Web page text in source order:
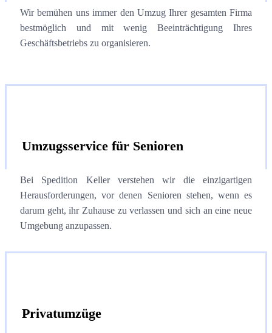
Wir bemühen uns immer den Umzug Ihrer gesamten Firma
bestmöglich und mit wenig Beeinträchtigung Ihres
Geschäftsbetriebs zu organisieren.
Umzugsservice für Senioren
Bei Spedition Keller verstehen wir die einzigartigen
Herausforderungen, vor denen Senioren stehen, wenn es
darum geht, ihr Zuhause zu verlassen und sich an eine neue
Umgebung anzupassen.
Privatumzüge